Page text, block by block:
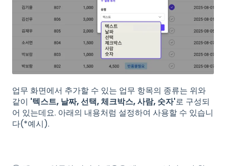
업무 화면에서 추가할 수 있는 업무 항목의 종류는 위와
같이 '텍스트, 날짜, 선택, 체크박스, 사람, 숫자'로 구성되
어 있는데요. 아래의 내용처럼 설정하여 사용할 수 있습니
다(*예시).